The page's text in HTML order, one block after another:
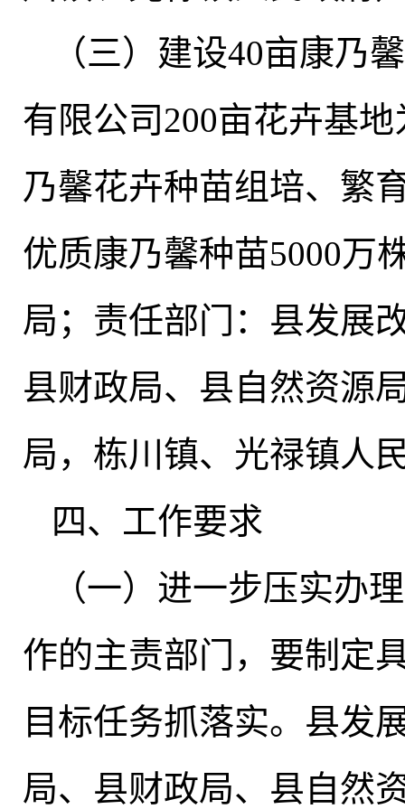
（三）建设40亩康乃
有限公司200亩花卉基
乃馨花卉种苗组培、繁
优质康乃馨种苗5000万
局 ； 责任部门：县发展
县财政局、县自然资源
局，栋川镇、光禄镇人
四、工作要求
（一）进一步压实办
作的主责部门，要制定
目标任务抓落实。县发
局、县财政局、县自然